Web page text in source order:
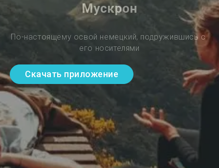
Мускрон
По-настоящему освой немецкий, подружившись с
его носителями
Скачать приложение